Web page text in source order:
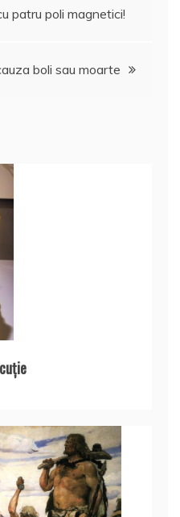
patru poli magnetici!
boli sau moarte